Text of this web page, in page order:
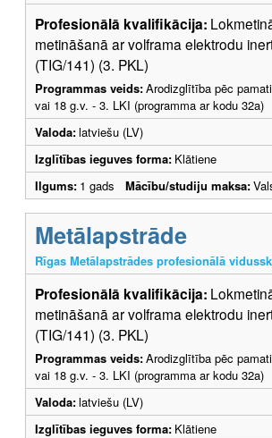
Profesionālā kvalifikācija:
metināšanā ar volframa elektrodu
(TIG/141) (3. PKL)
Programmas veids:Arodizglītība pēc
vai 18 g.v. - 3. LKI (programma ar kodu 32a)
Valoda:latviešu (LV)
Izglītības ieguves forma: Klātiene
Ilgums: 1 gads Mācību/studiju maksa:
Metālapstrāde
Rīgas Metālapstrādes profesionālā
Profesionālā kvalifikācija:
metināšanā ar volframa elektrodu
(TIG/141) (3. PKL)
Programmas veids:Arodizglītība pēc
vai 18 g.v. - 3. LKI (programma ar kodu 32a)
Valoda:latviešu (LV)
Izglītības ieguves forma: Klātiene